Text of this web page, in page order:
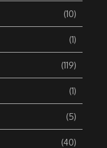
(10)
(1)
(119)
(1)
(5)
(40)